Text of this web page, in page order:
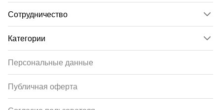
Сотрудничество
Категории
Персональные данные
Публичная оферта